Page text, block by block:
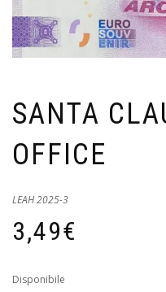
SANTA
OFFICE
LEAH 2025-3
3,49€
Disponibile